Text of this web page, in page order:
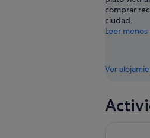
comprar
ciudad.
Leer menos
Ver